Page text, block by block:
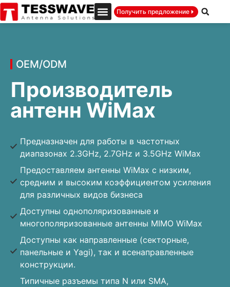
Получить предложение
OEM/ODM
Производитель
антенн WiMax
Предназначен для работы в частотных
диапазонах 2.3GHz, 2.7GHz и 3.5GHz WiMax
Предоставляем антенны WiMax с низким,
средним и высоким коэффициентом усиления
для различных видов бизнеса
Доступны однополяризованные и
многополяризованные антенны MIMO WiMax
Доступны как направленные (секторные,
панельные и Yagi), так и всенаправленные
конструкции.
Типичные разъемы типа N или SMA,